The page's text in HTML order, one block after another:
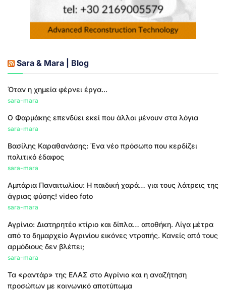
Sara & Mara | Blog
Όταν η χημεία φέρνει έργα...
sara-mara
Ο Φαρμάκης επενδύει εκεί που άλλοι μένουν στα λόγια
sara-mara
Βασίλης Καραθανάσης: Ένα νέο πρόσωπο που κερδίζει
πολιτικό έδαφος
sara-mara
Αμπάρια Παναιτωλίου: Η παιδική χαρά… για τους λάτρεις της
άγριας φύσης! video foto
sara-mara
Αγρίνιο: Διατηρητέο κτίριο και δίπλα… αποθήκη. Λίγα μέτρα
από το δημαρχείο Αγρινίου εικόνες ντροπής. Κανείς από τους
αρμόδιους δεν βλέπει;
sara-mara
Τα «ραντάρ» της ΕΛΑΣ στο Αγρίνιο και η αναζήτηση
προσώπων με κοινωνικό αποτύπωμα